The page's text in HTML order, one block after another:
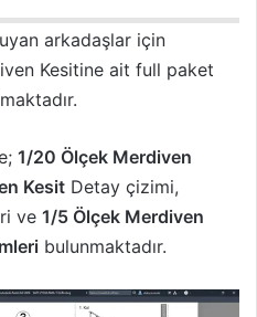
arkadaşlar için
Kesitine ait full paket
1/20 Ölçek Merdiven
Kesit Detay çizimi,
ve 1/5 Ölçek Merdiven
bulunmaktadır.